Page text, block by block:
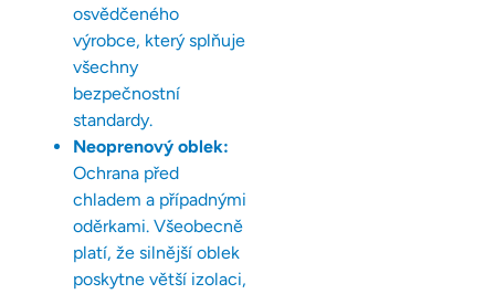
osvědčeného
výrobce, který splňuje
všechny
bezpečnostní
standardy.
Neoprenový oblek:
Ochrana před
chladem a případnými
oděrkami. Všeobecně
platí, že silnější oblek
poskytne větší izolaci,